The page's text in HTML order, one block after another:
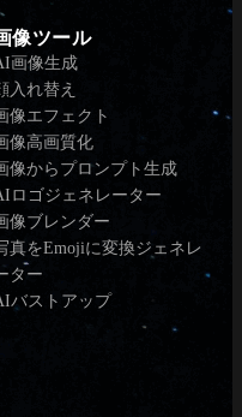
像ツール
画像生成
入れ替え
像エフェクト
像高画質化
像からプロンプト生成
ロゴジェネレーター
像ブレンダー
真をEmojiに変換ジェネレ
ター
バストアップ